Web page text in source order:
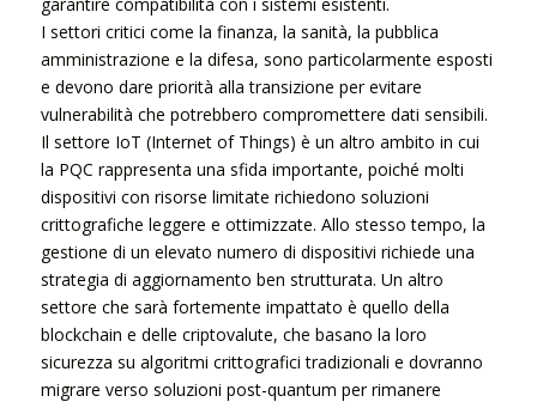
I settori critici come la finanza, la sanità, la pubblica
amministrazione e la difesa, sono particolarmente esposti
e devono dare priorità alla transizione per evitare
vulnerabilità che potrebbero compromettere dati sensibili.
Il settore IoT (Internet of Things) è un altro ambito in cui
la PQC rappresenta una sfida importante, poiché molti
dispositivi con risorse limitate richiedono soluzioni
crittografiche leggere e ottimizzate. Allo stesso tempo, la
gestione di un elevato numero di dispositivi richiede una
strategia di aggiornamento ben strutturata. Un altro
settore che sarà fortemente impattato è quello della
blockchain e delle criptovalute, che basano la loro
sicurezza su algoritmi crittografici tradizionali e dovranno
migrare verso soluzioni post-quantum per rimanere